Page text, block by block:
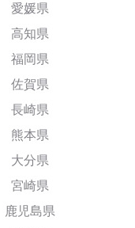
愛媛県
高知県
福岡県
佐賀県
長崎県
熊本県
大分県
宮崎県
鹿児島県